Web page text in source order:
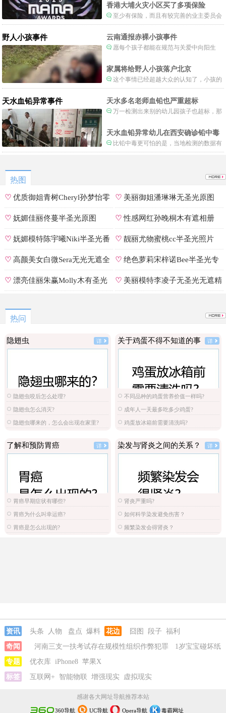
一种保护吧。
香港大埔火灾小区买了多项保险
至少有保险，而且有较完善的业主委员会
制度。
野人小孩事件 云南通报赤裸小孩事件
愿每个孩子都能在规范与关爱中向阳生
家属将给野人小孩落户北京
这个事情已经超越大众的认知了，小孩的
形体和状态已经畸形了，得尽快送医。
天水血铅异常事件 天水多名老师血铅也严重超标
万一检测出来别的幼儿园孩子也超标，那
天水血铅异常幼儿在西安确诊铅中毒
比铅中毒更可怕的是，当地检测的数据有
可能被造假。
热图
♡优质御姐青树Cheryl孙梦怡零
遮罩私拍
♡ 美丽御姐潘琳琳无圣光原图
♡妩媚佳丽佟蔓半圣光原图 ♡性感网红孙晚桐木有遮相册
♡妩媚模特陈宇曦Niki半圣光番
号
♡ 靓丽尤物蜜桃cc半圣光照片
♡高颜美女白微Sera无光无遮全
集
♡ 绝色萝莉宋梓诺Bee半圣光专
辑
♡漂亮佳丽朱赢Molly木有圣光 ♡ 美丽模特李凌子无圣光无遮精
热问
隐翅虫 详
隐翅虫咬后怎么处理?
隐翅虫怎么消灭?
隐翅虫哪来的，怎么会出现在家里?
关于鸡蛋不得不知道的事 详
不同品种的鸡蛋营养价值一样吗?
成年人一天最多吃多少鸡蛋?
鸡蛋放冰箱前需要清洗吗?
了解和预防胃癌 详
胃癌早期症状有哪些?
胃癌为什么叫幸运癌?
胃癌是怎么出现的?
染发与肾炎之间的关系？ 详
肾炎严重吗?
如何科学染发避免伤害？
频繁染发会得肾炎？
资讯 头条 人物 盘点 爆料 花边 囧图 段子 福利
奇闻
河南三支一扶考试存在规模性组织作弊犯罪
1岁宝宝碰坏纸
巾盒三亚酒店索赔924元
专题 优衣库 iPhone8 苹果X
标签
互联网+ 智能物联 增强现实 虚拟现实
感谢各大网址导航推荐本站
360导航 UC导航 Opera导航 毒霸网址